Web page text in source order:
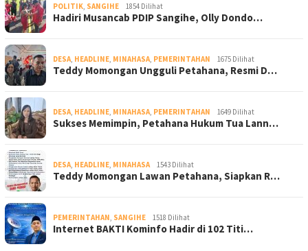
POLITIK, SANGIHE 1854 Dilihat
Hadiri Musancab PDIP Sangihe, Olly Dondo…
DESA, HEADLINE, MINAHASA, PEMERINTAHAN 1675 Dilihat
Teddy Momongan Ungguli Petahana, Resmi D…
DESA, HEADLINE, MINAHASA, PEMERINTAHAN 1649 Dilihat
Sukses Memimpin, Petahana Hukum Tua Lann…
DESA, HEADLINE, MINAHASA 1543 Dilihat
Teddy Momongan Lawan Petahana, Siapkan R…
PEMERINTAHAN, SANGIHE 1518 Dilihat
Internet BAKTI Kominfo Hadir di 102 Titi…